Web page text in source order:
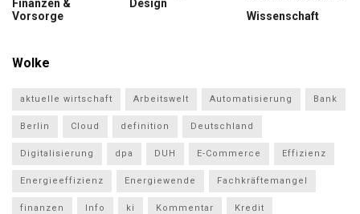
Finanzen &
Vorsorge
Design
Wissenschaft
Wolke
aktuelle wirtschaft Arbeitswelt Automatisierung Bank
Berlin Cloud definition Deutschland
Digitalisierung dpa DUH E-Commerce Effizienz
Energieeffizienz Energiewende Fachkräftemangel
finanzen Info ki Kommentar Kredit